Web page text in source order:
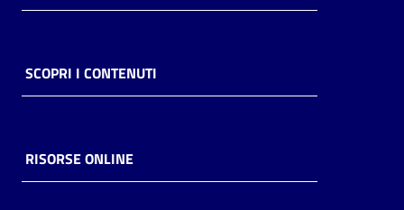
SCOPRI I CONTENUTI
RISORSE ONLINE